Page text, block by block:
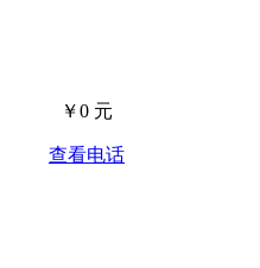
￥0 元
查看电话